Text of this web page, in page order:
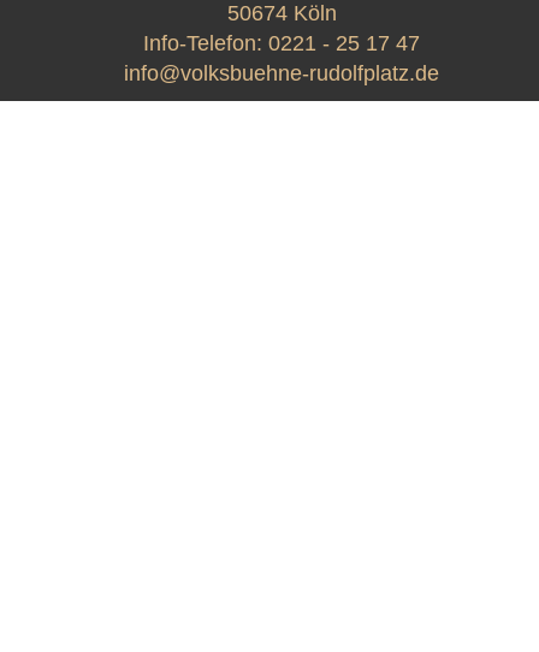
50674 Köln
Info-Telefon: 0221 - 25 17 47
info@volksbuehne-rudolfplatz.de